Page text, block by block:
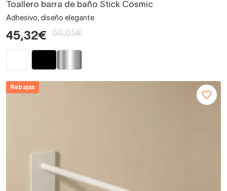
Toallero barra de baño Stick Cosmic
Adhesivo, diseño elegante
45,32€ 66,65€
Rebajas